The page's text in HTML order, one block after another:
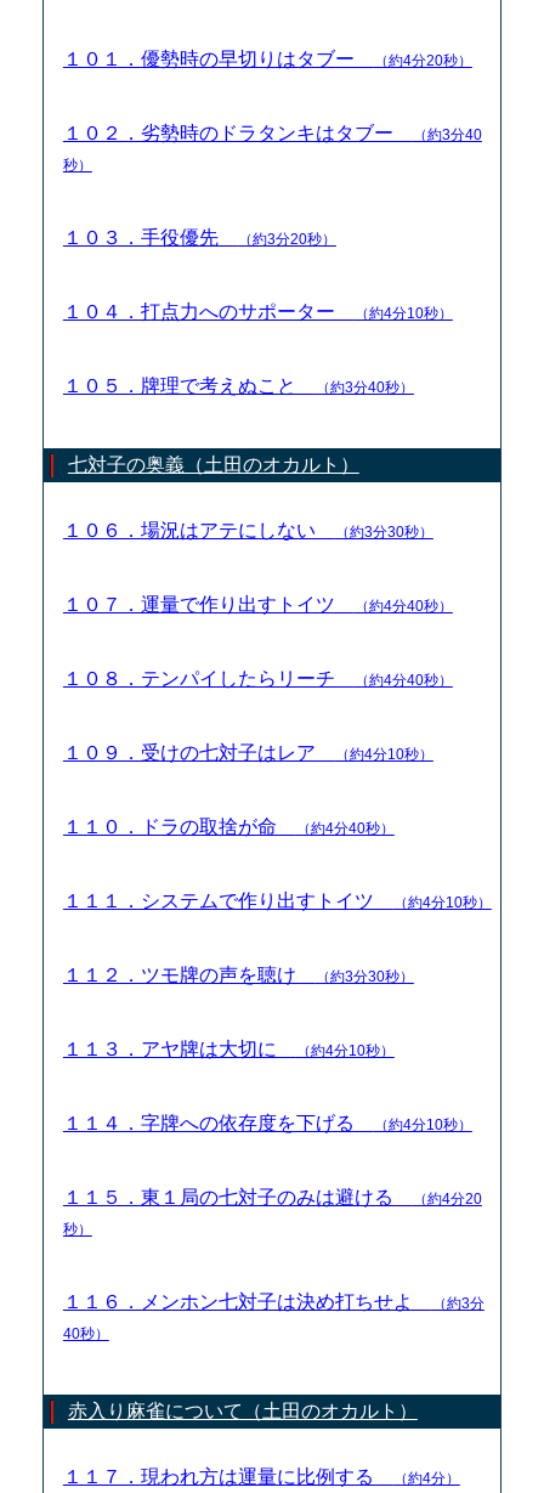
１０１．優勢時の早切りはタブー （約4分20秒）
１０２．劣勢時のドラタンキはタブー
（約3分40
秒）
１０３．手役優先 （約3分20秒）
１０４．打点力へのサポーター （約4分10秒）
１０５．牌理で考えぬこと （約3分40秒）
七対子の奥義（土田のオカルト）
１０６．場況はアテにしない （約3分30秒）
１０７．運量で作り出すトイツ （約4分40秒）
１０８．テンパイしたらリーチ （約4分40秒）
１０９．受けの七対子はレア （約4分10秒）
１１０．ドラの取捨が命 （約4分40秒）
１１１．システムで作り出すトイツ （約4分10秒）
１１２．ツモ牌の声を聴け （約3分30秒）
１１３．アヤ牌は大切に （約4分10秒）
１１４．字牌への依存度を下げる （約4分10秒）
１１５．東１局の七対子のみは避ける
（約4分20
秒）
１１６．メンホン七対子は決め打ちせよ
（約3分
40秒）
赤入り麻雀について（土田のオカルト）
１１７．現われ方は運量に比例する （約4分）